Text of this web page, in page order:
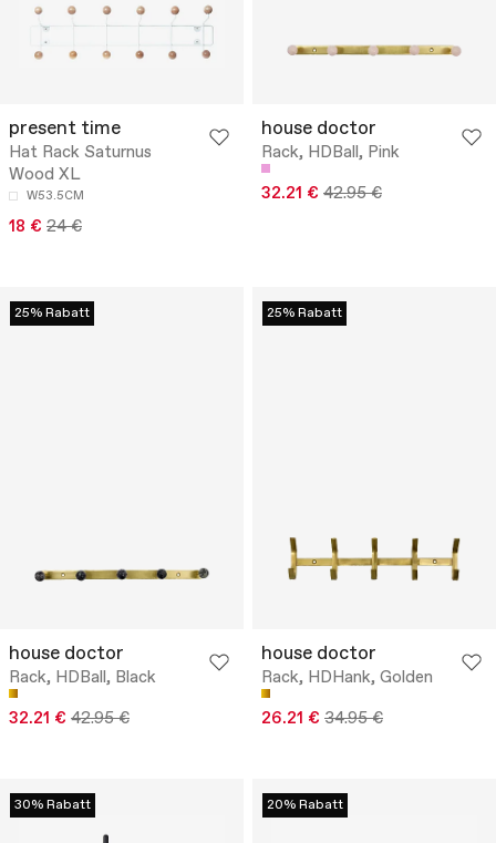
present time
Hat Rack Saturnus
Wood XL
W53.5CM
18 € 24 €
house doctor
Rack, HDBall, Pink
32.21 € 42.95 €
25% Rabatt
house doctor
Rack, HDBall, Black
32.21 € 42.95 €
25% Rabatt
house doctor
Rack, HDHank, Golden
26.21 € 34.95 €
30% Rabatt 20% Rabatt